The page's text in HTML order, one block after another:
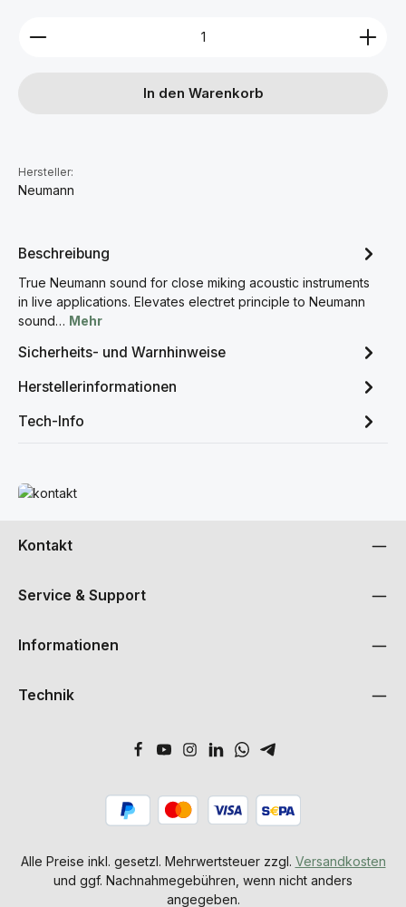
Produkt Anzahl: Gib den gewünschten Wert ein
In den Warenkorb
Hersteller:
Neumann
Beschreibung
True Neumann sound for close miking acoustic instruments
in live applications. Elevates electret principle to Neumann
sound… Mehr
Sicherheits- und Warnhinweise
Herstellerinformationen
Tech-Info
Mehr erfahren
Kontakt
Service & Support
Informationen
Technik
Alle Preise inkl. gesetzl. Mehrwertsteuer zzgl. Versandkosten
und ggf. Nachnahmegebühren, wenn nicht anders
angegeben.